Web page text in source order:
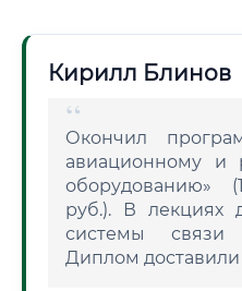
Кирилл Блинов
Окончил
авиационному и
оборудованию»
руб.). В лекциях
системы связи
Диплом